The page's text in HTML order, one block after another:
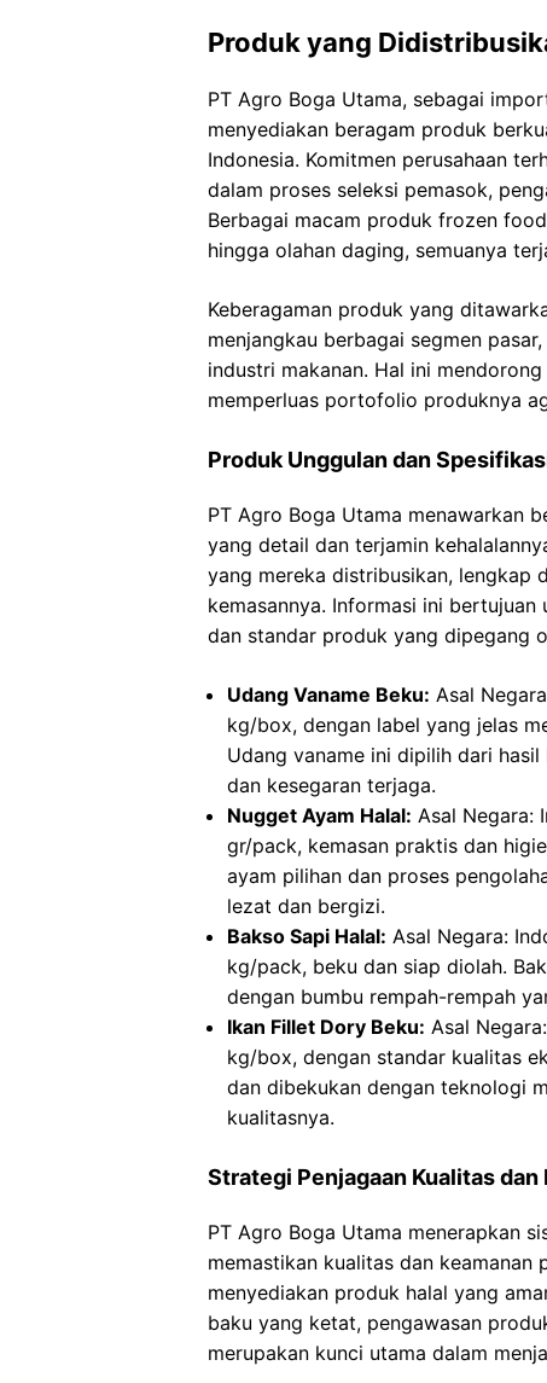
Produk yang
PT Agro Boga Utama, sebagai
menyediakan beragam produk
Indonesia. Komitmen perusahaan
dalam proses seleksi pemasok,
Berbagai macam produk frozen
hingga olahan daging, semuanya
Keberagaman produk yang
menjangkau berbagai segmen
industri makanan. Hal ini
memperluas portofolio produknya
Produk Unggulan dan
PT Agro Boga Utama menawarkan
yang detail dan terjamin
yang mereka distribusikan, lengkap
kemasannya. Informasi ini
dan standar produk yang dipegang
Udang Vaname Beku: Asal
kg/box, dengan label yang jelas
Udang vaname ini dipilih dari
dan kesegaran terjaga.
Nugget Ayam Halal: Asal Negara:
gr/pack, kemasan praktis dan
ayam pilihan dan proses
lezat dan bergizi.
Bakso Sapi Halal: Asal Negara:
kg/pack, beku dan siap diolah.
dengan bumbu rempah-rempah
Ikan Fillet Dory Beku: Asal
kg/box, dengan standar kualitas
dan dibekukan dengan teknologi
kualitasnya.
Strategi Penjagaan Kualitas dan
PT Agro Boga Utama menerapkan
memastikan kualitas dan
menyediakan produk halal yang
baku yang ketat, pengawasan
merupakan kunci utama dalam